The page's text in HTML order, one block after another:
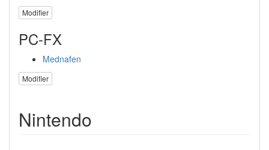
Modifier
PC-FX
Mednafen
Modifier
Nintendo